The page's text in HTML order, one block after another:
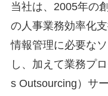
当社は、2005年の
の人事業務効率化
情報管理に必要な
し、加えて業務プ
s Outsourcing）サ